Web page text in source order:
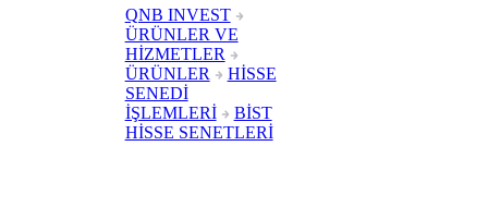
QNB INVEST
ÜRÜNLER VE
HİZMETLER
ÜRÜNLER
HİSSE
SENEDİ
İŞLEMLERİ
BİST
HİSSE SENETLERİ